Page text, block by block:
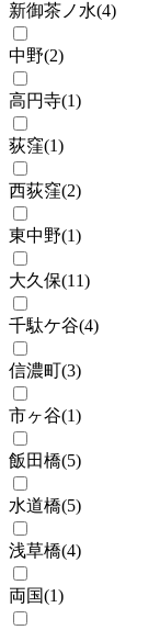
新御茶ノ水(4)
中野(2)
高円寺(1)
荻窪(1)
西荻窪(2)
東中野(1)
大久保(11)
千駄ケ谷(4)
信濃町(3)
市ヶ谷(1)
飯田橋(5)
水道橋(5)
浅草橋(4)
両国(1)